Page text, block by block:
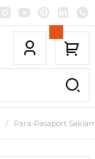
Para-Pasaport